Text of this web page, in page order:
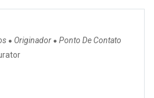
● Originador ● Ponto De Contato